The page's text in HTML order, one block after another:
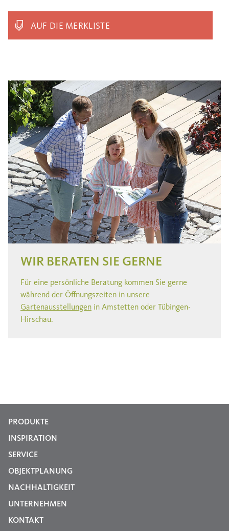
AUF DIE MERKLISTE
WIR BERATEN SIE GERNE
Für eine persönliche Beratung kommen Sie gerne
während der Öffnungszeiten in unsere
Gartenausstellungen in Amstetten oder Tübingen-
Hirschau.
PRODUKTE
INSPIRATION
SERVICE
OBJEKTPLANUNG
NACHHALTIGKEIT
UNTERNEHMEN
KONTAKT